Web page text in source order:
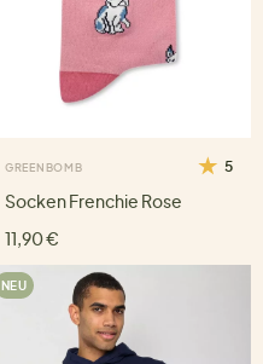
GREENBOMB 5
Socken Frenchie Rose
11,90 €
NEU